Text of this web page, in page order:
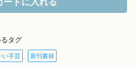
ートに入れる
タグ
い手芸 新刊書籍